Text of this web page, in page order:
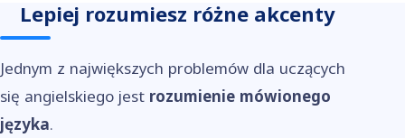
Lepiej rozumiesz różne akcenty
Jednym z największych problemów dla uczących
się angielskiego jest rozumienie mówionego
języka.